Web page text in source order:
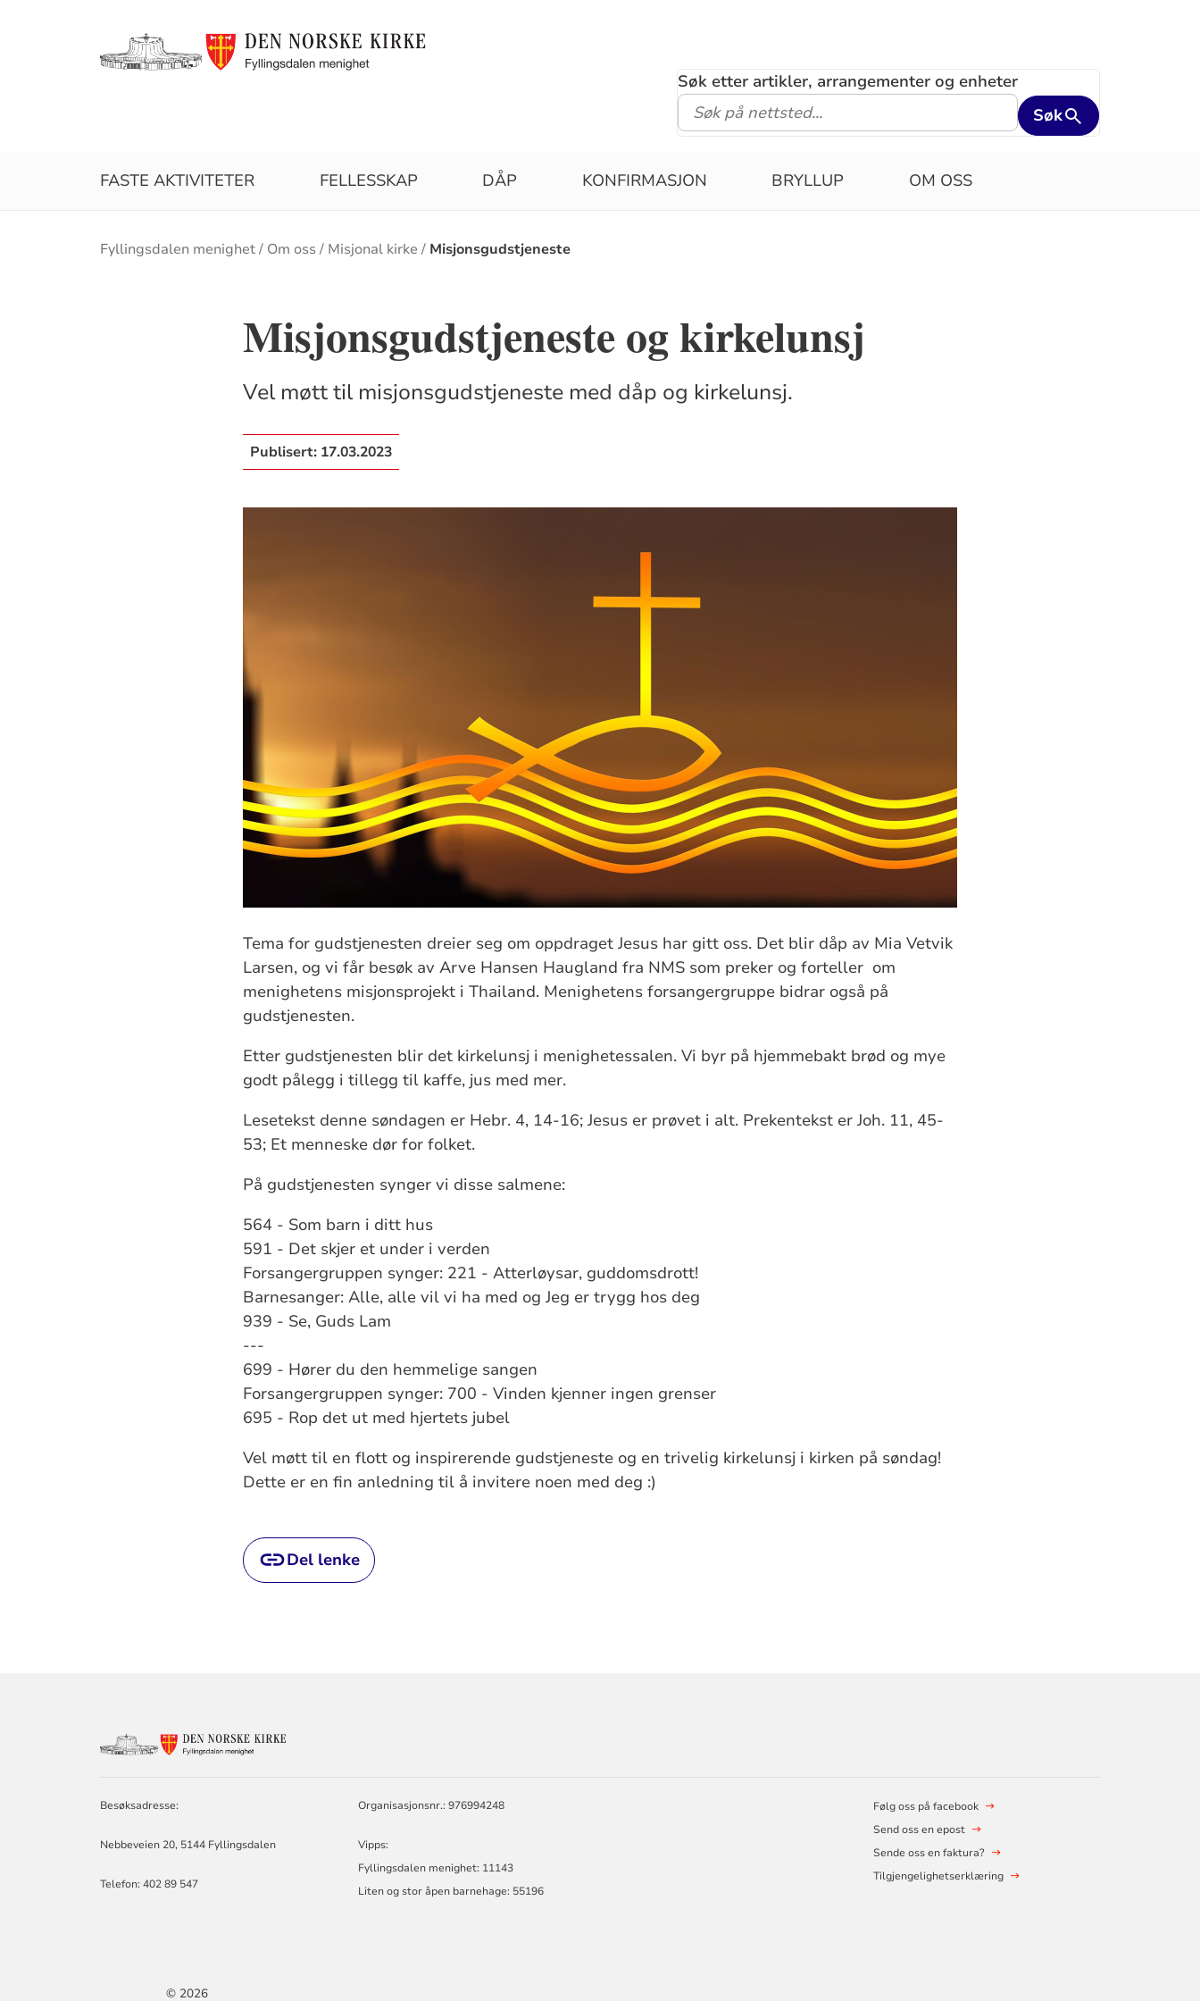
Søk etter artikler, arrangementer og enheter
Søk
FASTE AKTIVITETER FELLESSKAP DÅP KONFIRMASJON BRYLLUP OM OSS
Brødsmulesti
Fyllingsdalen menighet Om oss Misjonal kirke Misjonsgudstjeneste
Misjonsgudstjeneste og kirkelunsj
Vel møtt til misjonsgudstjeneste med dåp og kirkelunsj.
Publisert: 17.03.2023
Tema for gudstjenesten dreier seg om oppdraget Jesus har gitt oss. Det blir dåp av Mia Vetvik
Larsen, og vi får besøk av Arve Hansen Haugland fra NMS som preker og forteller om
menighetens misjonsprojekt i Thailand. Menighetens forsangergruppe bidrar også på
gudstjenesten.
Etter gudstjenesten blir det kirkelunsj i menighetessalen. Vi byr på hjemmebakt brød og mye
godt pålegg i tillegg til kaffe, jus med mer.
Lesetekst denne søndagen er Hebr. 4, 14-16; Jesus er prøvet i alt. Prekentekst er Joh. 11, 45-
53; Et menneske dør for folket.
På gudstjenesten synger vi disse salmene:
564 - Som barn i ditt hus
591 - Det skjer et under i verden
Forsangergruppen synger: 221 - Atterløysar, guddomsdrott!
Barnesanger: Alle, alle vil vi ha med og Jeg er trygg hos deg
939 - Se, Guds Lam
---
699 - Hører du den hemmelige sangen
Forsangergruppen synger: 700 - Vinden kjenner ingen grenser
695 - Rop det ut med hjertets jubel
Vel møtt til en flott og inspirerende gudstjeneste og en trivelig kirkelunsj i kirken på søndag!
Dette er en fin anledning til å invitere noen med deg :)
Del lenke
Besøksadresse:
Nebbeveien 20, 5144 Fyllingsdalen
Telefon:402 89 547
Organisasjonsnr.: 976994248
Vipps:
Fyllingsdalen menighet: 11143
Liten og stor åpen barnehage: 55196
Følg oss på facebook
Send oss en epost
Sende oss en faktura?
Tilgjengelighetserklæring
© 2026